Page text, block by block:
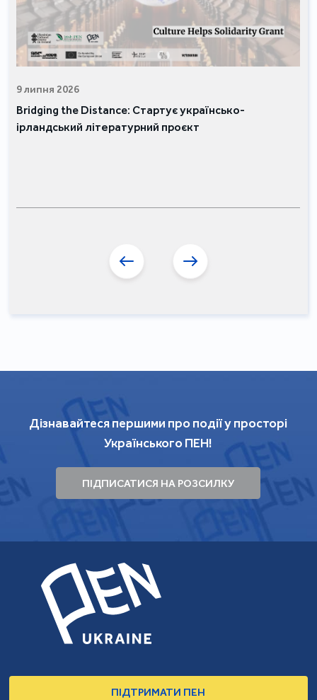
9 липня 2026
Bridging the Distance: Стартує українсько-
ірландський літературний проєкт
Дізнавайтеся першими про події у просторі
Українського ПЕН!
ПІДПИСАТИСЯ НА РОЗСИЛКУ
ПІДТРИМАТИ ПЕН